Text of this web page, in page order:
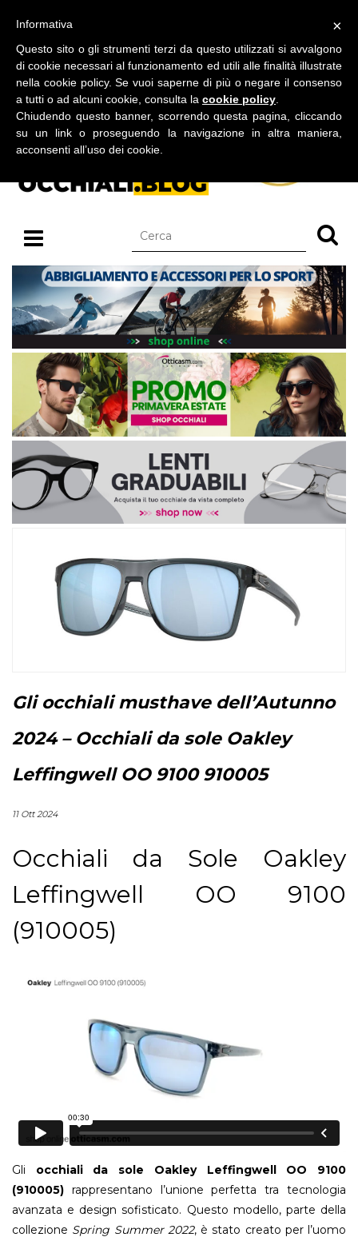
BLOG SU OCCHIALI DA SOLE E OCCHIALI DA VISTA
Gli occhiali musthave dell’Autunno
2024 – Occhiali da sole Oakley
Leffingwell OO 9100 910005
11 Ott 2024
Occhiali da Sole Oakley
Leffingwell OO 9100
(910005)
Gli occhiali da sole Oakley Leffingwell OO 9100
(910005) rappresentano l’unione perfetta tra tecnologia
avanzata e design sofisticato. Questo modello, parte della
collezione Spring Summer 2022, è stato creato per l’uomo
×
Informativa
Questo sito o gli strumenti terzi da questo utilizzati si avvalgono
di cookie necessari al funzionamento ed utili alle finalità illustrate
nella cookie policy. Se vuoi saperne di più o negare il consenso
a tutti o ad alcuni cookie, consulta la cookie policy
Chiudendo questo banner, scorrendo questa pagina, cliccando
su un link o proseguendo la navigazione in altra maniera,
acconsenti all’uso dei cookie.